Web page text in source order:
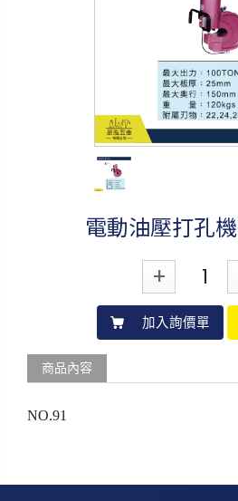
電動油壓打孔
+
加入詢價單
商品內容
NO.91